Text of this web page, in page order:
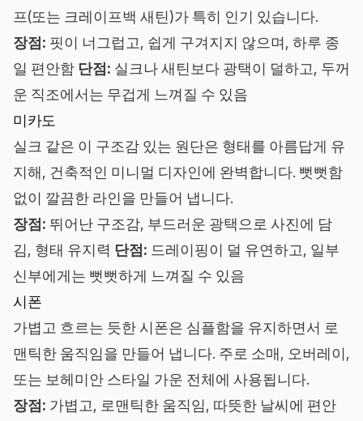
프(또는 크레이프백 새틴)가 특히 인기 있습니다.
장점: 핏이 너그럽고, 쉽게 구겨지지 않으며, 하루 종
일 편안함 단점: 실크나 새틴보다 광택이 덜하고, 두꺼
운 직조에서는 무겁게 느껴질 수 있음
미카도
실크 같은 이 구조감 있는 원단은 형태를 아름답게 유
지해, 건축적인 미니멀 디자인에 완벽합니다. 뻣뻣함
없이 깔끔한 라인을 만들어 냅니다.
장점: 뛰어난 구조감, 부드러운 광택으로 사진에 담
김, 형태 유지력 단점: 드레이핑이 덜 유연하고, 일부
신부에게는 뻣뻣하게 느껴질 수 있음
시폰
가볍고 흐르는 듯한 시폰은 심플함을 유지하면서 로
맨틱한 움직임을 만들어 냅니다. 주로 소매, 오버레이,
또는 보헤미안 스타일 가운 전체에 사용됩니다.
장점: 가볍고, 로맨틱한 움직임, 따뜻한 날씨에 편안